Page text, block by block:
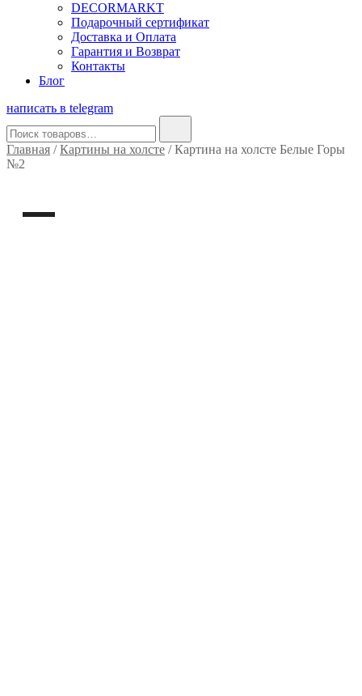
DECORMARKT
Подарочный сертификат
Доставка и Оплата
Гарантия и Возврат
Контакты
Блог
написать в telegram
Главная /Картины на холсте / Картина на холсте Белые Горы
№2